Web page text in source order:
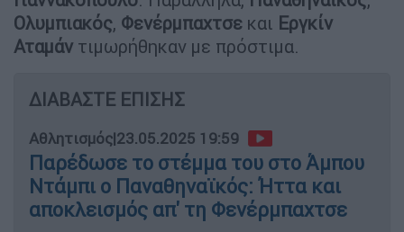
Ολυμπιακός, Φενέρμπαχτσε και Εργκίν
Αταμάν τιμωρήθηκαν με πρόστιμα.
ΔΙΑΒΑΣΤΕ ΕΠΙΣΗΣ
Αθλητισμός|23.05.2025 19:59
Παρέδωσε το στέμμα του στο Άμπου
Ντάμπι ο Παναθηναϊκός: Ήττα και
αποκλεισμός απ' τη Φενέρμπαχτσε